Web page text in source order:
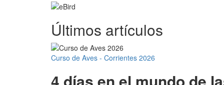
Últimos artículos
Curso de Aves - Corrientes 2026